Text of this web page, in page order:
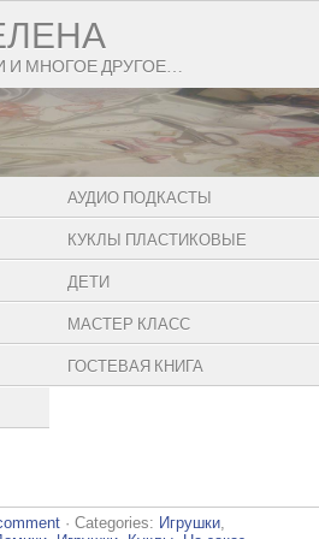
И МНОГОЕ ДРУГОЕ…
АУДИО ПОДКАСТЫ
КУКЛЫ ПЛАСТИКОВЫЕ
ДЕТИ
МАСТЕР КЛАСС
ГОСТЕВАЯ КНИГА
· Categories: Игрушки